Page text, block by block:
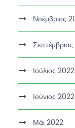
Νοέμβριος
Ιούλιος 2022
Ιούνιος 2022
Μάι 2022